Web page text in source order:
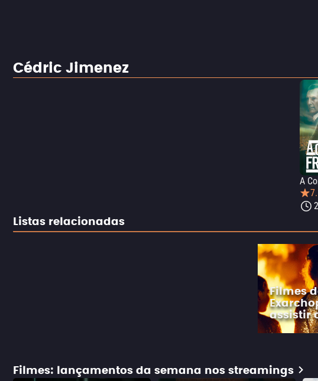
Cédric Jimenez
Listas relacionadas
Filmes
assistir
Filmes: lançamentos da semana nos streamings